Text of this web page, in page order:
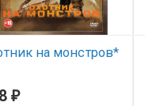
на монстров*
₽